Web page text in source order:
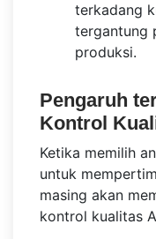
terkadang
tergantung
produksi.
Pengaruh
Kontrol
Ketika memilih
untuk
masing akan
kontrol kualitas